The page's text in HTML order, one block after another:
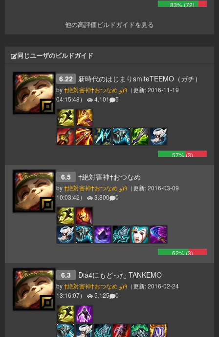
83% (72)
他の高評価ビルドガイドを見る
同じユーザのビルドガイド
6.22 新時代のはじまりsmiteTEEMO（ガチ）
by †絶対害神†おつなめ ٩(و （更新:2016-11-19
04:15:48） 4,101 5
57% (3)
6.5 †絶対害神†おつなめ
by †絶対害神†おつなめ ٩(و （更新:2016-03-09
10:03:42） 3,800 0
62% (3)
6.3 Dia4にもどった TANKEMO
by †絶対害神†おつなめ ٩(و （更新:2016-02-24
13:16:07） 5,125 0